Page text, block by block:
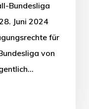
Bundesliga
Juni 2024
für
von